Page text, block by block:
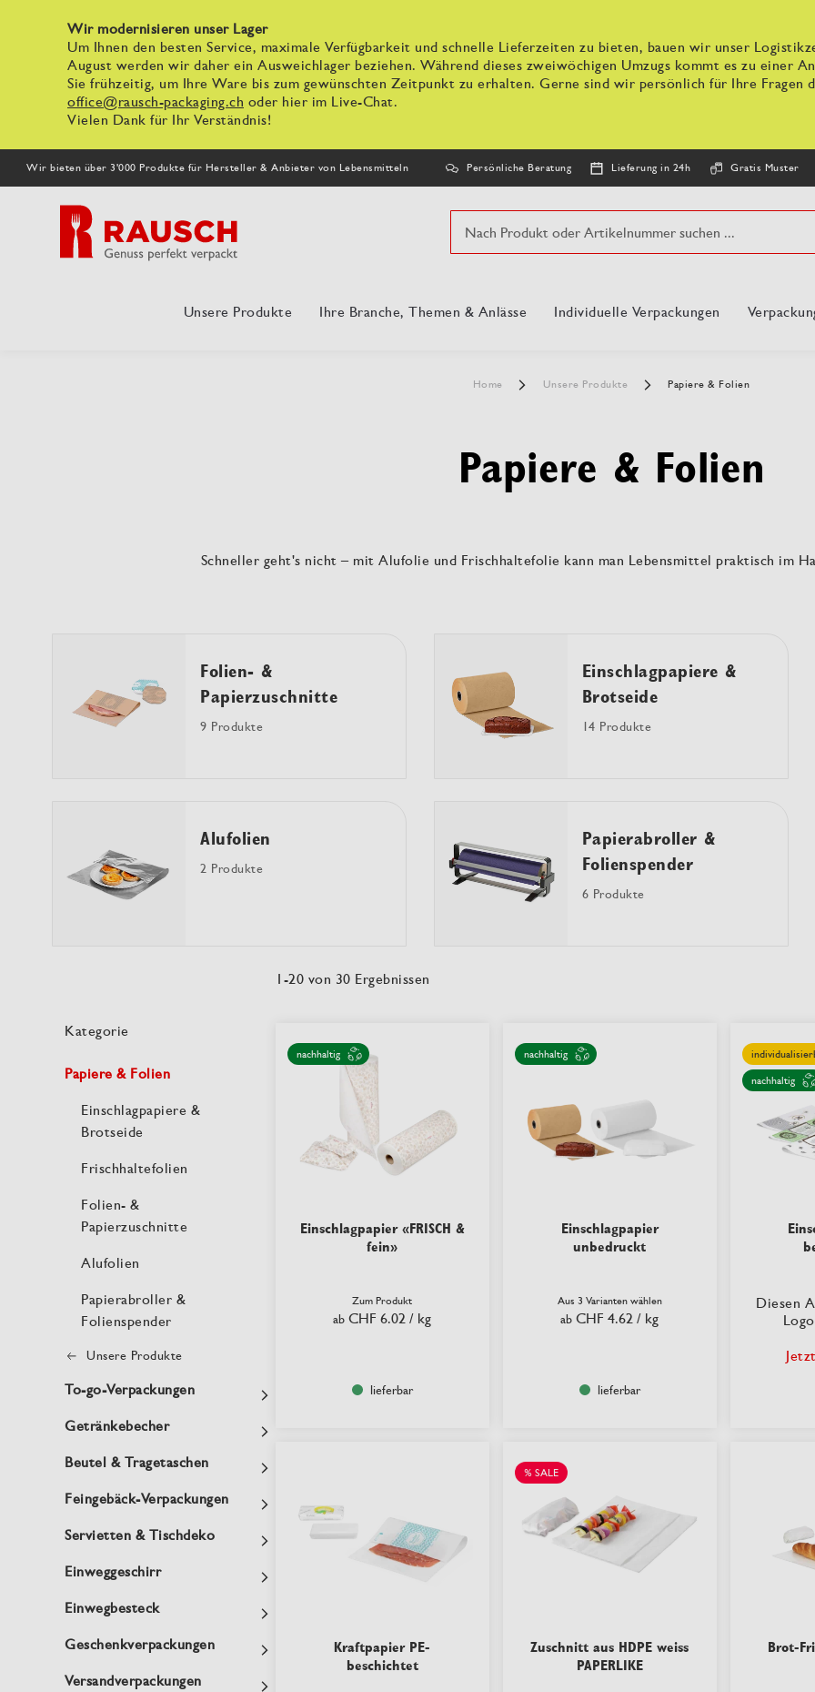
Wir modernisieren unser Lager
Um Ihnen den besten Service, maximale Verfügbarkeit und schnelle Lieferzeiten zu bieten, bauen wir unser
August werden wir daher ein Ausweichlager beziehen. Während dieses zweiwöchigen Umzugs kommt es zu einer
Sie frühzeitig, um Ihre Ware bis zum gewünschten Zeitpunkt zu erhalten. Gerne sind wir persönlich für Ihre Fragen
office@rausch-packaging.ch oder hier im Live-Chat.
Vielen Dank für Ihr Verständnis!
Wir bieten über 3'000 Produkte für Hersteller & Anbieter von Lebensmitteln Persönliche Beratung Lieferung in 24h Gratis Muster
Unsere Produkte Ihre Branche, Themen & Anlässe Individuelle Verpackungen
Home Unsere Produkte Papiere & Folien
Papiere & Folien
Schneller geht's nicht – mit Alufolie und Frischhaltefolie kann man Lebensmittel praktisch im
Folien- &
Papierzuschnitte
9 Produkte
Einschlagpapiere &
Brotseide
14 Produkte
Alufolien
2 Produkte
Papierabroller &
Folienspender
6 Produkte
Kategorie
Unsere Produkte
To-go-Verpackungen
Getränkebecher
Beutel & Tragetaschen
Papiere & Folien
Einschlagpapiere &
Brotseide
Frischhaltefolien
Folien- &
Papierzuschnitte
Alufolien
Papierabroller &
Folienspender
Feingebäck-Verpackungen
Servietten & Tischdeko
Einweggeschirr
Einwegbesteck
Geschenkverpackungen
Versandverpackungen
1 -20 von 30 Ergebnissen
nachhaltig
Einschlagpapier «FRISCH &
fein»
Zum Produkt
ab CHF 6.02 / kg
lieferbar
nachhaltig
Einschlagpapier
unbedruckt
Aus 3 Varianten wählen
ab CHF 4.62 / kg
lieferbar
nachhaltig
Diesen
Kraftpapier PE-
beschichtet
% SALE
Zuschnitt aus HDPE weiss
PAPERLIKE
Brot-